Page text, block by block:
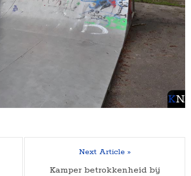
Next Article »
Kamper betrokkenheid bij